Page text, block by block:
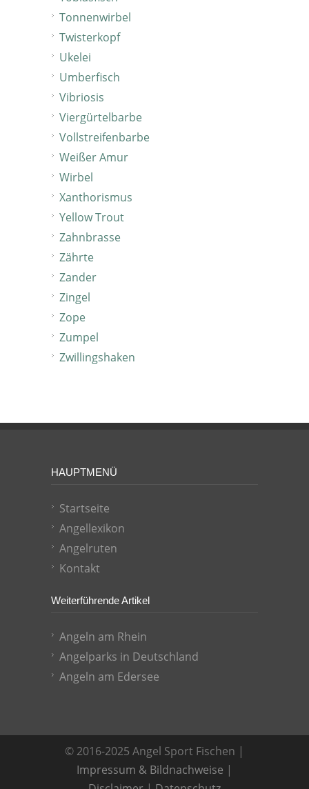
Tonnenwirbel
Twisterkopf
Ukelei
Umberfisch
Vibriosis
Viergürtelbarbe
Vollstreifenbarbe
Weißer Amur
Wirbel
Xanthorismus
Yellow Trout
Zahnbrasse
Zährte
Zander
Zingel
Zope
Zumpel
Zwillingshaken
HAUPTMENÜ
Startseite
Angellexikon
Angelruten
Kontakt
Weiterführende Artikel
Angeln am Rhein
Angelparks in Deutschland
Angeln am Edersee
© 2016-2025 Angel Sport Fischen |
Impressum & Bildnachweise |